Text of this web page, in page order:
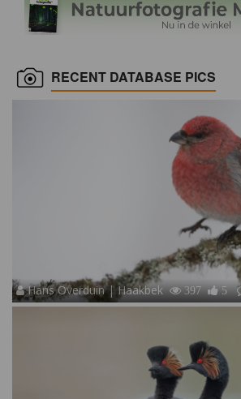
RECENT DATABASE PICS
Hans Overduin | Haakbek 397 5